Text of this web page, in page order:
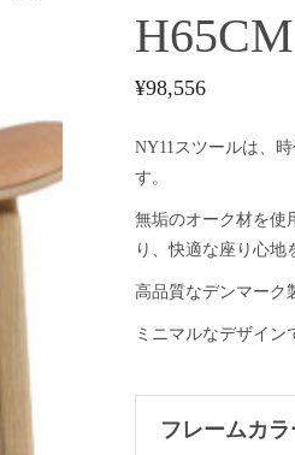
¥98,556
NY11スツールは、
す。
無垢のオーク材を使
り、快適な座り心地
高品質なデンマーク
ミニマルなデザイン
フレームカラ